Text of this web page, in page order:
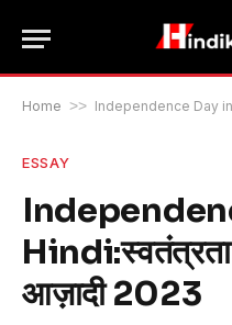
Home >> Independence Day in
ESSAY
Hindi:स्वतंत्रता
आज़ादी 2023